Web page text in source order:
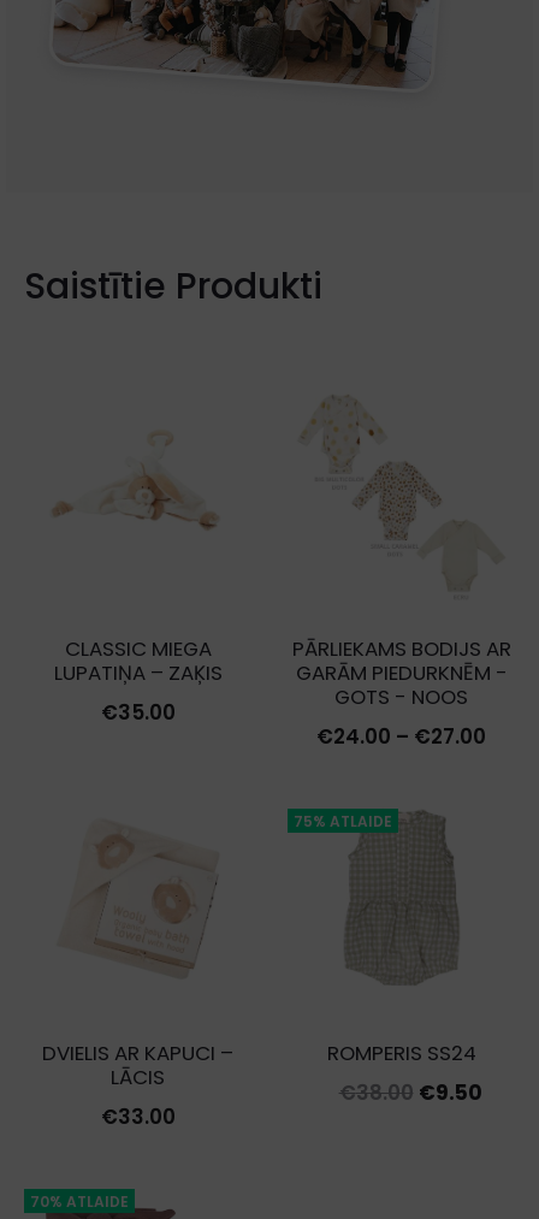
Saistītie Produkti
CLASSIC MIEGA
LUPATIŅA – ZAĶIS
€35.00
PĀRLIEKAMS BODIJS AR
GARĀM PIEDURKNĒM -
GOTS - NOOS
€24.00 – €27.00
DVIELIS AR KAPUCI –
LĀCIS
€33.00
75% ATLAIDE
ROMPERIS SS24
€38.00 Original
€9.50
70% ATLAIDE